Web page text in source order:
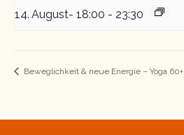
14. August- 18:00 - 23:30
Beweglichkeit & neue Energie – Yoga 60+